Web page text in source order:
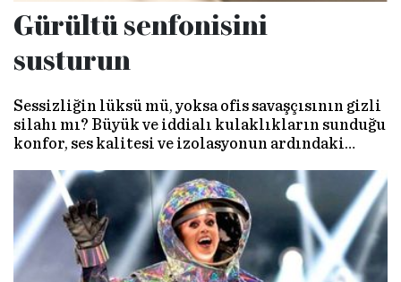
Gürültü senfonisini
susturun
Sessizliğin lüksü mü, yoksa ofis savaşçısının gizli
silahı mı? Büyük ve iddialı kulaklıkların sunduğu
konfor, ses kalitesi ve izolasyonun ardındaki